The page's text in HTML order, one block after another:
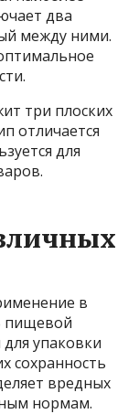
два
между ними.
три плоских
отличается
для
в
пищевой
упаковки
сохранность
вредных
нормам.